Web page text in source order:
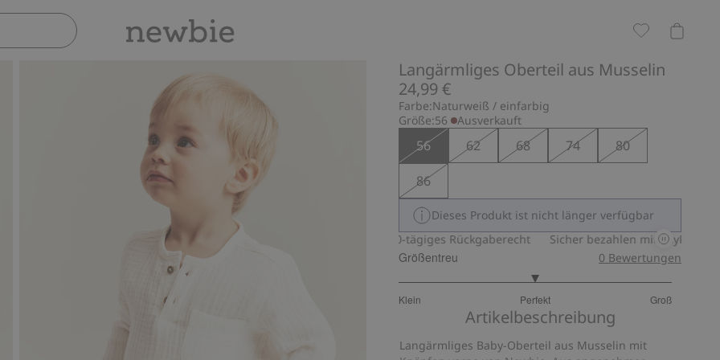
Langärmliges Oberteil aus Musselin
24,99 €
Farbe:Naturweiß / einfarbig
Größe:56 Ausverkauft
56 62 68 74
80
86
Dieses Produkt ist nicht länger verfügbar
Sicher bezahlen mit PayPal & Apple Pay
30-tägiges Rückgaberecht Sicher bezahlen mit PayPal & Apple
Größentreu
Klein Perfekt Groß
von
3
0 Bewertungen
Artikelbeschreibung
Langärmliges Baby-Oberteil aus Musselin mit